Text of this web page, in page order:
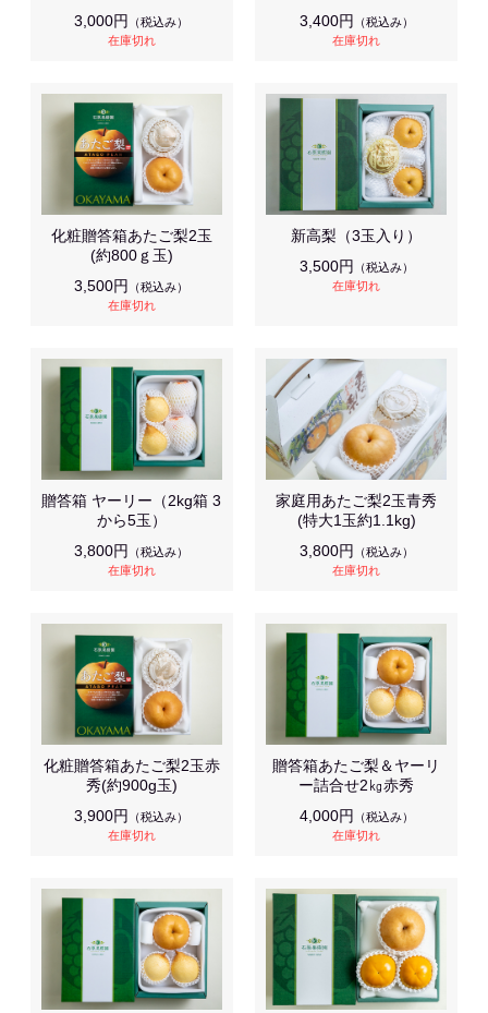
3,000円
（税込み）
在庫切れ
3,400円
（税込み）
在庫切れ
化粧贈答箱あたご梨2玉
(約800ｇ玉)
3,500円
（税込み）
在庫切れ
新高梨（3玉入り）
3,500円
（税込み）
在庫切れ
贈答箱 ヤーリー（2kg箱 3
から5玉）
3,800円
（税込み）
在庫切れ
家庭用あたご梨2玉青秀
(特大1玉約1.1kg)
3,800円
（税込み）
在庫切れ
化粧贈答箱あたご梨2玉赤
秀(約900g玉)
3,900円
（税込み）
在庫切れ
贈答箱あたご梨＆ヤーリ
ー詰合せ2㎏赤秀
4,000円
（税込み）
在庫切れ